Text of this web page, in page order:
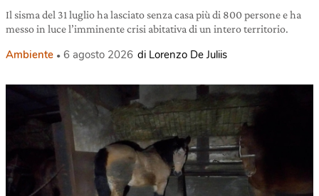
Il sisma del 31 luglio ha lasciato senza casa più di 800 persone e ha
messo in luce l’imminente crisi abitativa di un intero territorio.
Ambiente 6 agosto 2026 di Lorenzo De Juliis